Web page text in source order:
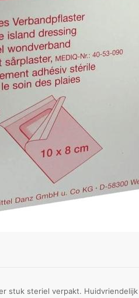
stuk steriel verpakt.